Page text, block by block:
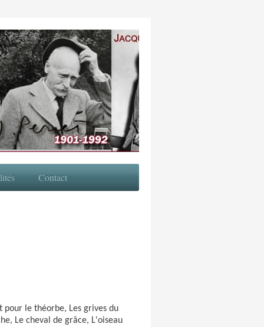
Contact
le théorbe, Les grives du
Le cheval de grâce, L'oiseau